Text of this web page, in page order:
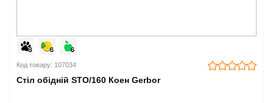
Код товару: 107034
Стіл обідній STO/160 Коен Gerbor